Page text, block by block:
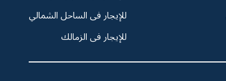
للإيجار فى الساحل الشمالي
للإيجار فى الزمالك